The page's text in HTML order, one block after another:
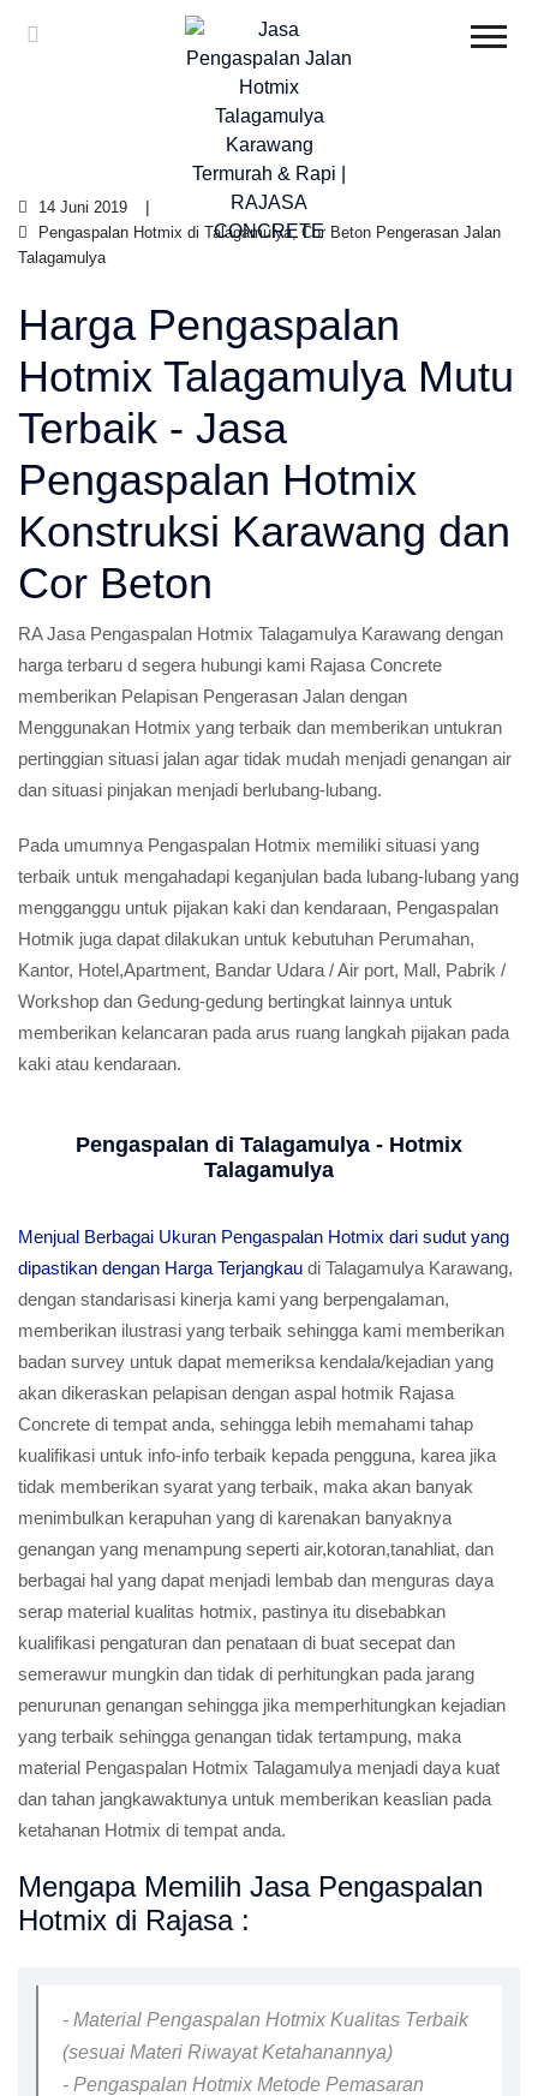
14 Juni 2019
Pengaspalan Hotmix di Talagamulya, Cor Beton Pengerasan Jalan
Talagamulya
Harga Pengaspalan
Hotmix Talagamulya Mutu
Terbaik - Jasa
Pengaspalan Hotmix
Konstruksi Karawang dan
Cor Beton
RA Jasa Pengaspalan Hotmix Talagamulya Karawang dengan
harga terbaru d segera hubungi kami Rajasa Concrete
memberikan Pelapisan Pengerasan Jalan dengan
Menggunakan Hotmix yang terbaik dan memberikan untukran
pertinggian situasi jalan agar tidak mudah menjadi genangan air
dan situasi pinjakan menjadi berlubang-lubang.
Pada umumnya Pengaspalan Hotmix memiliki situasi yang
terbaik untuk mengahadapi keganjulan bada lubang-lubang yang
mengganggu untuk pijakan kaki dan kendaraan, Pengaspalan
Hotmik juga dapat dilakukan untuk kebutuhan Perumahan,
Kantor, Hotel,Apartment, Bandar Udara / Air port, Mall, Pabrik /
Workshop dan Gedung-gedung bertingkat lainnya untuk
memberikan kelancaran pada arus ruang langkah pijakan pada
kaki atau kendaraan.
Pengaspalan di Talagamulya - Hotmix
Talagamulya
Menjual Berbagai Ukuran Pengaspalan Hotmix dari sudut yang
dipastikan dengan Harga Terjangkau di Talagamulya Karawang,
dengan standarisasi kinerja kami yang berpengalaman,
memberikan ilustrasi yang terbaik sehingga kami memberikan
badan survey untuk dapat memeriksa kendala/kejadian yang
akan dikeraskan pelapisan dengan aspal hotmik Rajasa
Concrete di tempat anda, sehingga lebih memahami tahap
kualifikasi untuk info-info terbaik kepada pengguna, karea jika
tidak memberikan syarat yang terbaik, maka akan banyak
menimbulkan kerapuhan yang di karenakan banyaknya
genangan yang menampung seperti air,kotoran,tanahliat, dan
berbagai hal yang dapat menjadi lembab dan menguras daya
serap material kualitas hotmix, pastinya itu disebabkan
kualifikasi pengaturan dan penataan di buat secepat dan
semerawur mungkin dan tidak di perhitungkan pada jarang
penurunan genangan sehingga jika memperhitungkan kejadian
yang terbaik sehingga genangan tidak tertampung, maka
material Pengaspalan Hotmix Talagamulya menjadi daya kuat
dan tahan jangkawaktunya untuk memberikan keaslian pada
ketahanan Hotmix di tempat anda.
Mengapa Memilih Jasa Pengaspalan
Hotmix di Rajasa :
- Material Pengaspalan Hotmix Kualitas Terbaik
(sesuai Materi Riwayat Ketahanannya)
- Pengaspalan Hotmix Metode Pemasaran